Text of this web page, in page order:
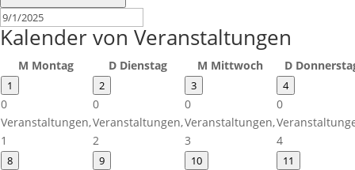
Kalender von Veranstaltungen
M Montag D Dienstag M Mittwoch D
1
0
Veranstaltungen,
1
2
0
Veranstaltungen,
2
3
0
Veranstaltungen,
3
4
0
4
8 9 10 11